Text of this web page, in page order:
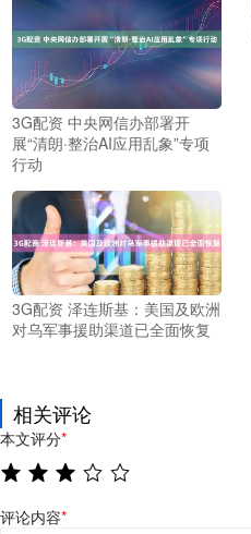
3G配资 中央网信办部署开
展“清朗·整治AI应用乱象”专项
行动
3G配资 泽连斯基：美国及欧洲
对乌军事援助渠道已全面恢复
相关评论
本文评分*
评论内容*